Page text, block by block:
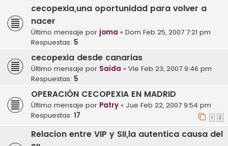
cecopexia,una oportunidad para volver a
nacer
Último mensaje por joma « Dom Feb 25, 2007 7:21 pm
Respuestas: 5
cecopexia desde canarias
Último mensaje por Saida « Vie Feb 23, 2007 9:46 pm
Respuestas: 5
OPERACIÓN CECOPEXIA EN MADRID
Último mensaje por Patry « Jue Feb 22, 2007 9:54 pm
Respuestas: 17 1 2
Relacion entre VIP y SII,la autentica causa del